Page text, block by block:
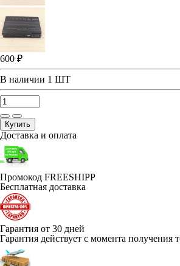
600 ₽
В наличии 1 ШТ
Купить
Доставка и оплата
Промокод FREESHIPP
Бесплатная доставка
Гарантия от 30 дней
Гарантия действует с момента получения